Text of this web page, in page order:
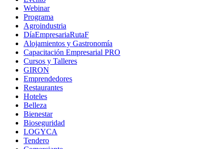
Webinar
Programa
Agroindustria
DíaEmpresariaRutaF
Alojamientos y Gastronomía
Capacitación Empresarial PRO
Cursos y Talleres
GIRON
Emprendedores
Restaurantes
Hoteles
Belleza
Bienestar
Bioseguridad
LOGYCA
Tendero